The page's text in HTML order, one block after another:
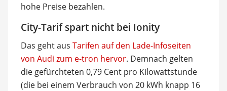
hohe Preise bezahlen.
City-Tarif spart nicht bei Ionity
Das geht aus Tarifen auf den Lade-Infoseiten
von Audi zum e-tron hervor. Demnach gelten
die gefürchteten 0,79 Cent pro Kilowattstunde
(die bei einem Verbrauch von 20 kWh knapp 16